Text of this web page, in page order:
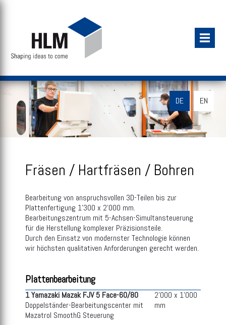
DE EN
Fräsen / Hartfräsen / Bohren
Bearbeitung von anspruchsvollen 3D-Teilen bis zur
Plattenfertigung 1'300 x 2'000 mm.
Bearbeitungszentrum mit 5-Achsen-Simultansteuerung
für die Herstellung komplexer Präzisionsteile.
Durch den Einsatz von modernster Technologie können
wir höchsten qualitativen Anforderungen gerecht werden.
Plattenbearbeitung
1 Yamazaki Mazak FJV 5 Face-60/80
Doppelständer-Bearbeitungscenter mit
Mazatrol SmoothG Steuerung
2'000 x 1'000
mm